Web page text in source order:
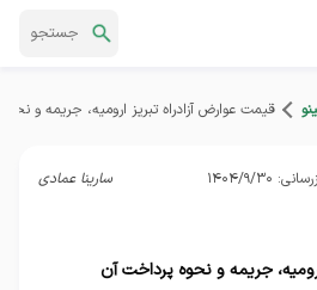
قیمت عوارض آزادراه تبریز ارومیه، جریمه و
1404/9/30 سارینا عمادی
جریمه و نحوه پرداخت آن